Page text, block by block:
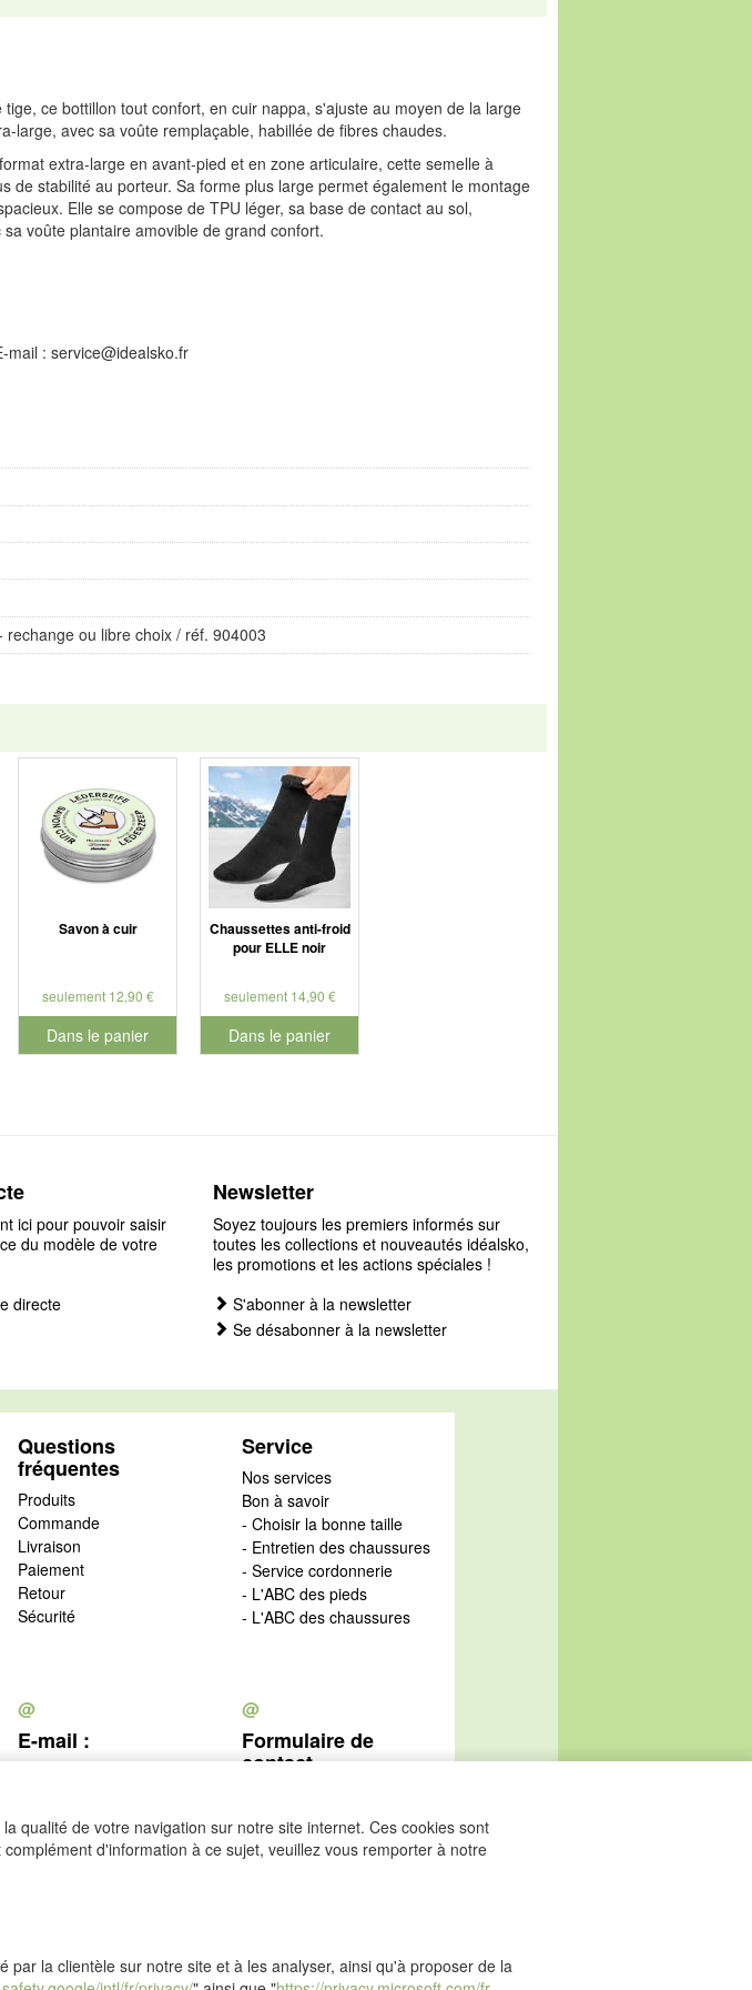
ce bottillon tout confort, en cuir nappa, s'ajuste au moyen de la large
large, avec sa voûte remplaçable, habillée de fibres chaudes.
extra-large en avant-pied et en zone articulaire, cette semelle à
stabilité au porteur. Sa forme plus large permet également le montage
Elle se compose de TPU léger, sa base de contact au sol,
voûte plantaire amovible de grand confort.
mail : service@idealsko.fr
rechange ou libre choix / réf. 904003
Savon à cuir
seulement 12,90 €
Dans le panier
pour le numéro de produit 901127
Chaussettes anti-froid
pour ELLE noir
seulement 14,90 €
Dans le panier
pour le numéro de produit 965390
qualité de votre navigation sur notre site internet. Ces cookies sont
d'information à ce sujet, veuillez vous remporter à notre
la clientèle sur notre site et à les analyser, ainsi qu'à proposer de la
ici pour pouvoir saisir
du modèle de votre
directe
Newsletter
Soyez toujours les premiers informés sur
toutes les collections et nouveautés idéalsko,
les promotions et les actions spéciales !
S'abonner à la newsletter
Se désabonner à la newsletter
Questions
fréquentes
Produits
Commande
Livraison
Paiement
Retour
Sécurité
Service
Nos services
Bon à savoir
- Choisir la bonne taille
- Entretien des chaussures
- Service cordonnerie
- L'ABC des pieds
- L'ABC des chaussures
@
E-mail :
@
Formulaire de
contact